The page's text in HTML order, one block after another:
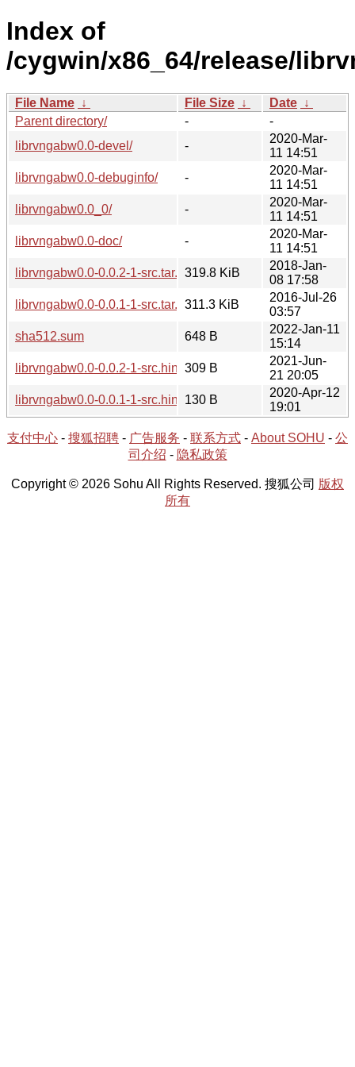
Index of
/cygwin/x86_64/release/
File Name ↓ File Size ↓ Date ↓
Parent directory/
-
-
librvngabw0.0-devel/
-
2020-Mar-
11 14:51
librvngabw0.0-debuginfo/
-
2020-Mar-
11 14:51
librvngabw0.0_0/
-
2020-Mar-
11 14:51
librvngabw0.0-doc/
-
2020-Mar-
11 14:51
librvngabw0.0-0.0.2-1-src.tar.xz319.8 KiB
2018-Jan-
08 17:58
librvngabw0.0-0.0.1-1-src.tar.xz311.3 KiB
2016-Jul-26
03:57
sha512.sum
648 B
2022-Jan-11
15:14
librvngabw0.0-0.0.2-1-src.hint 309 B
2021-Jun-
21 20:05
librvngabw0.0-0.0.1-1-src.hint
130 B
2020-Apr-12
19:01
支付中心 - 搜狐招聘 - 广告服务 - 联系方式 - About SOHU - 公
司介绍 - 隐私政策
Copyright © 2026 Sohu All Rights Reserved. 搜狐公司 版权
所有